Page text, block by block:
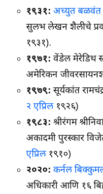
१९३१: अच्युत बळवंत
सुलभ लेखन शैलीचे
१९३१).
१९७१: वेंडेल मेरेडिथ
अमेरिकन
१९७९: सूर्यकांत
२ एप्रिल१९२६)
१९८३: श्रीरंगम
अकादमी पुरस्कार
एप्रिल१९१०)
२०२०: कर्नल
अधिकारी आणि १६